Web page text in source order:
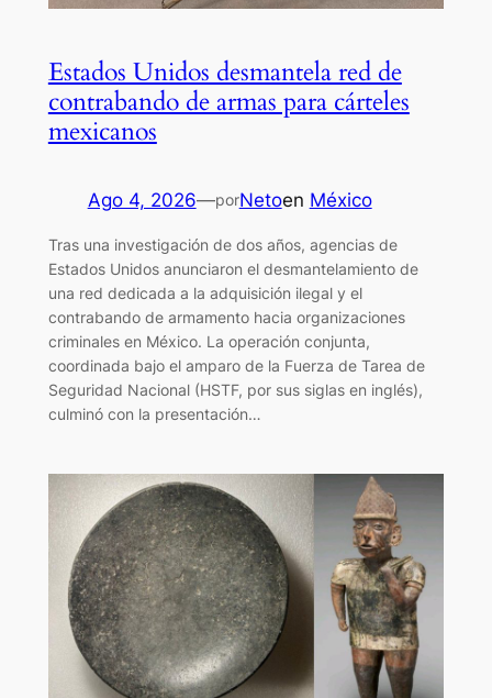
Estados Unidos desmantela red de
contrabando de armas para cárteles
mexicanos
Ago 4, 2026—porNetoen México
Tras una investigación de dos años, agencias de
Estados Unidos anunciaron el desmantelamiento de
una red dedicada a la adquisición ilegal y el
contrabando de armamento hacia organizaciones
criminales en México. La operación conjunta,
coordinada bajo el amparo de la Fuerza de Tarea de
Seguridad Nacional (HSTF, por sus siglas en inglés),
culminó con la presentación…